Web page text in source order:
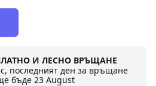
И ЛЕСНО ВРЪЩАНЕ
последният ден за връщане
бъде23 August